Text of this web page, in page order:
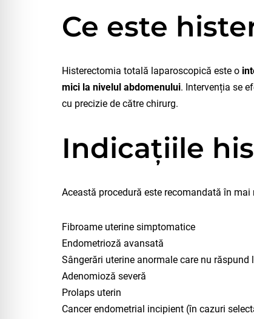
Ce este
Histerectomia totală laparoscopică este o
mici la nivelul abdomenului. Intervenția se
cu precizie de către chirurg.
Indicațiile
Această procedură este recomandată în
Fibroame uterine simptomatice
Endometrioză avansată
Sângerări uterine anormale care nu răspund
Adenomioză severă
Prolaps uterin
Cancer endometrial incipient (în cazuri